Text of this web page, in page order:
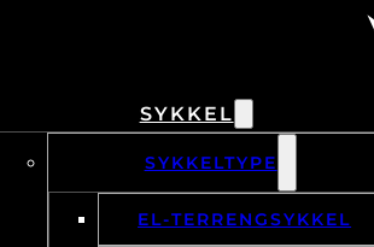
SYKKEL
SYKKELTYPE
EL-TERRENGSYKKEL